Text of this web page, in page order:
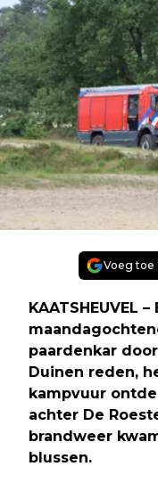
Voeg toe
KAATSHEUVEL
paardenkar
Duinen reden,
kampvuur
achter De
brandweer
blussen.